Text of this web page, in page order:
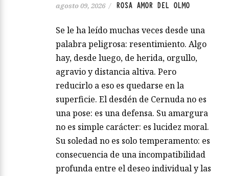
agosto 09, 2026 / ROSA AMOR DEL OLMO
Se le ha leído muchas veces desde una
palabra peligrosa: resentimiento. Algo
hay, desde luego, de herida, orgullo,
agravio y distancia altiva. Pero
reducirlo a eso es quedarse en la
superficie. El desdén de Cernuda no es
una pose: es una defensa. Su amargura
no es simple carácter: es lucidez moral.
Su soledad no es solo temperamento: es
consecuencia de una incompatibilidad
profunda entre el deseo individual y las